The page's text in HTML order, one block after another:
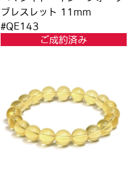
ブレスレット 11mm
#QE143
ご成約済み